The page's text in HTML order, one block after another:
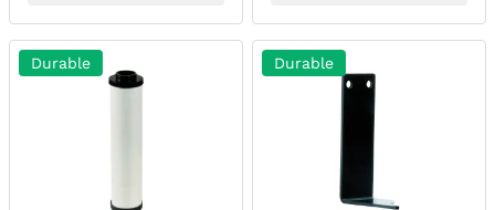
Durable Durable